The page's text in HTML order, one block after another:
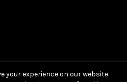
your experience on our website.